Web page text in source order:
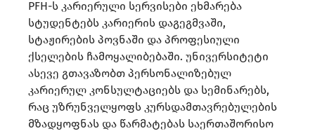
PFH-ს კარიერული სერვისები ეხმარება
სტუდენტებს კარიერის დაგეგმვაში,
სტაჟირების პოვნაში და პროფესიული
ქსელების ჩამოყალიბებაში. უნივერსიტეტი
ასევე გთავაზობთ პერსონალიზებულ
კარიერულ კონსულტაციებს და სემინარებს,
რაც უზრუნველყოფს კურსდამთავრებულების
მზადყოფნას და წარმატებას საერთაშორისო